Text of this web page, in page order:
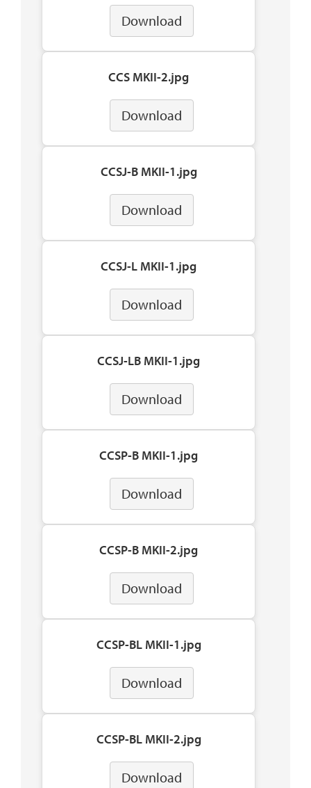
Download
CCS MKII-2.jpg
Download
CCSJ-B MKII-1.jpg
Download
CCSJ-L MKII-1.jpg
Download
CCSJ-LB MKII-1.jpg
Download
CCSP-B MKII-1.jpg
Download
CCSP-B MKII-2.jpg
Download
CCSP-BL MKII-1.jpg
Download
CCSP-BL MKII-2.jpg
Download